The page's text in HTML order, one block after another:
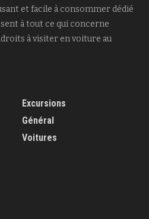
et facile à consommer dédié
à tout ce qui concerne
à visiter en voiture au
Excursions
Général
Voitures